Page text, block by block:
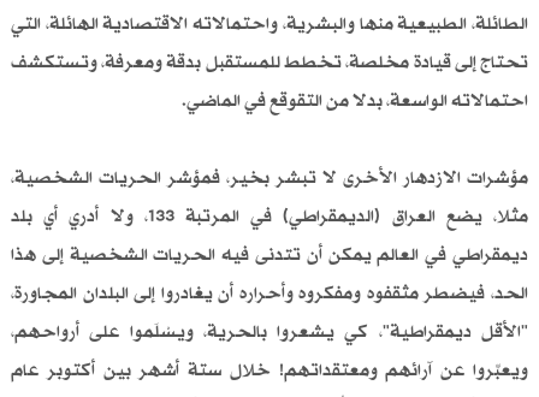
الطائلة، الطبيعية منها والبشرية، واحتمالاته الاقتصادية الهائلة، التي
تحتاج إلى قيادة مخلصة، تخطط للمستقبل بدقة ومعرفة، وتستكشف
احتمالاته الواسعة، بدلا من التقوقع في الماضي.
مؤشرات الازدهار الأخرى لا تبشر بخير، فمؤشر الحريات الشخصية،
مثلا، يضع العراق (الديمقراطي) في المرتبة 133، ولا أدري أي بلد
ديمقراطي في العالم يمكن أن تتدنى فيه الحريات الشخصية إلى هذا
الحد، فيضطر مثقفوه ومفكروه وأحراره أن يغادروا إلى البلدان المجاورة،
"الأقل ديمقراطية"، كي يشعروا بالحرية، ويسْلَموا على أرواحهم،
ويعبِّروا عن آرائهم ومعتقداتهم! خلال ستة أشهر بين أكتوبر عام